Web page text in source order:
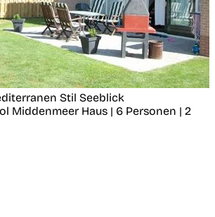
Stil Seeblick
Middenmeer Haus | 6 Personen | 2